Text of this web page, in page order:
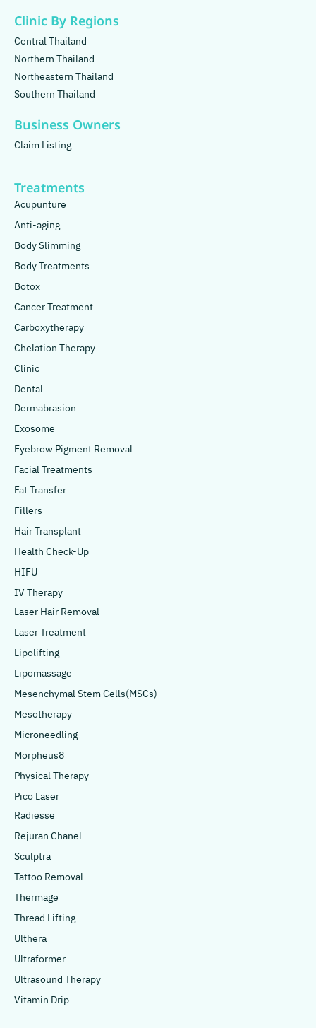
Clinic By Regions
Central Thailand
Northern Thailand
Northeastern Thailand
Southern Thailand
Business Owners
Claim Listing
Treatments
Acupunture
Anti-aging
Body Slimming
Body Treatments
Botox
Cancer Treatment
Carboxytherapy
Chelation Therapy
Clinic
Dental
Dermabrasion
Exosome
Eyebrow Pigment Removal
Facial Treatments
Fat Transfer
Fillers
Hair Transplant
Health Check-Up
HIFU
IV Therapy
Laser Hair Removal
Laser Treatment
Lipolifting
Lipomassage
Mesenchymal Stem Cells(MSCs)
Mesotherapy
Microneedling
Morpheus8
Physical Therapy
Pico Laser
Radiesse
Rejuran Chanel
Sculptra
Tattoo Removal
Thermage
Thread Lifting
Ulthera
Ultraformer
Ultrasound Therapy
Vitamin Drip